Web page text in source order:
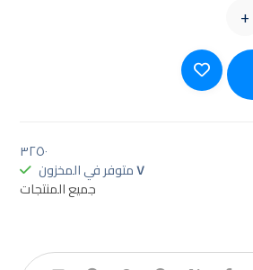
+
٣٢٥٠
٧متوفر في المخزون
جميع المنتجات